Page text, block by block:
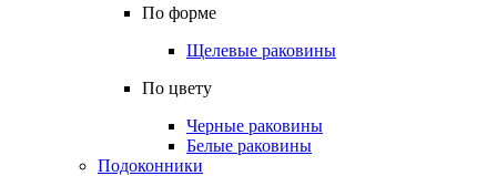
По форме
Щелевые раковины
По цвету
Черные раковины
Белые раковины
Подоконники